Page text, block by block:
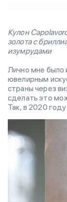
Кулон
золота с
изумрудами
Лично мне было
ювелирным
страны через
сделать это
Так, в 2020